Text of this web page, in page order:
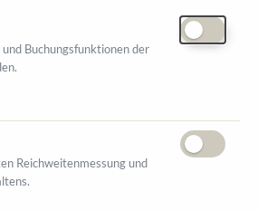
MESSE
Buchungsfunktionen der
Reichweitenmessung und